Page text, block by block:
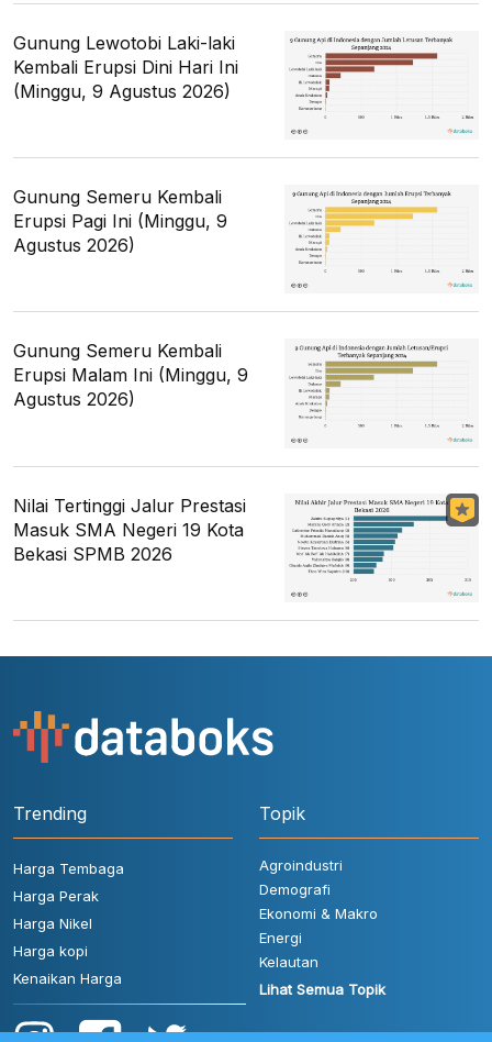
Gunung Lewotobi Laki-laki
Kembali Erupsi Dini Hari Ini
(Minggu, 9 Agustus 2026)
Gunung Semeru Kembali
Erupsi Pagi Ini (Minggu, 9
Agustus 2026)
Gunung Semeru Kembali
Erupsi Malam Ini (Minggu, 9
Agustus 2026)
Nilai Tertinggi Jalur Prestasi
Masuk SMA Negeri 19 Kota
Bekasi SPMB 2026
Trending
Harga Tembaga
Harga Perak
Harga Nikel
Harga kopi
Kenaikan Harga
Topik
Agroindustri
Demografi
Ekonomi & Makro
Energi
Kelautan
Lihat Semua Topik